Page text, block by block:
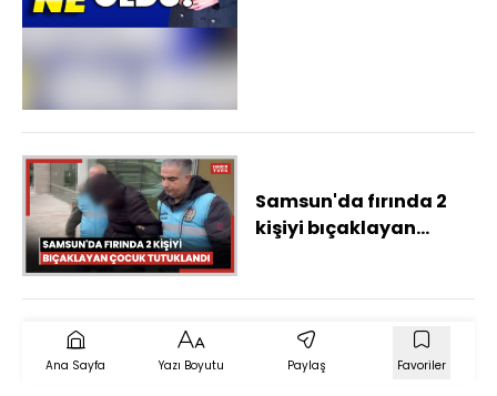
Samsun'da fırında 2
kişiyi bıçaklayan
Ana Sayfa Yazı Boyutu Paylaş Favoriler